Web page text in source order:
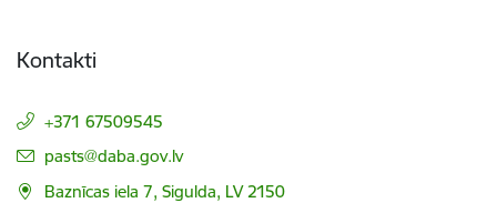
Kontakti
+371 67509545
E-pasts:
pasts@daba.gov.lv
Baznīcas iela 7, Sigulda, LV 2150